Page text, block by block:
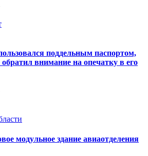
поддельным паспортом,
внимание на опечатку в его
модульное здание авиаотделения